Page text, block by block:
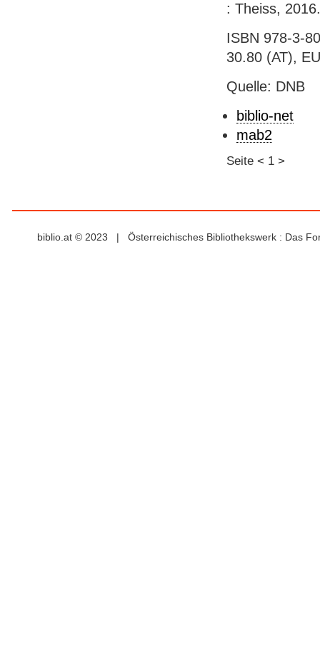
: Theiss,
ISBN 978-3-
30.80 (AT),
Quelle: DNB
biblio-net
mab2
Seite < 1 >
biblio.at © 2023 | Österreichisches Bibliothekswerk : Das